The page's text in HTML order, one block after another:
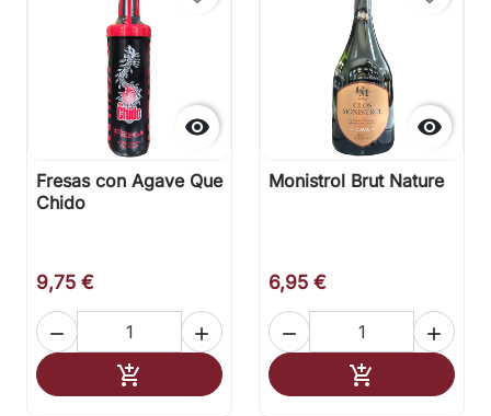

Fresas con Agave Que
Chido
9,75 €
 
 Añadir al carrito

Monistrol Brut Nature
6,95 €
 
 Añadir al